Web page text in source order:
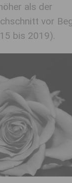
als der
vor
bis 2019).